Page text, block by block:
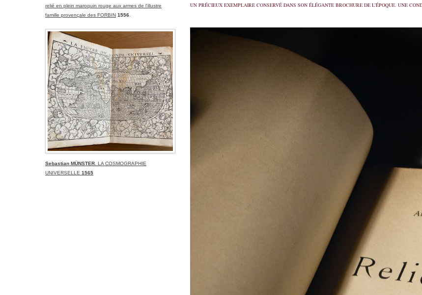
relié en plein maroquin rouge aux armes de l'illustre
famille provençale des FORBIN 1556
Sebastian MÜNSTER. LA COSMOGRAPHIE
UNIVERSELLE 1565
UN PRÉCIEUX EXEMPLAIRE CONSERVÉ DANS SON ÉLÉGANTE BROCHURE DE L’ÉPOQUE. UNE